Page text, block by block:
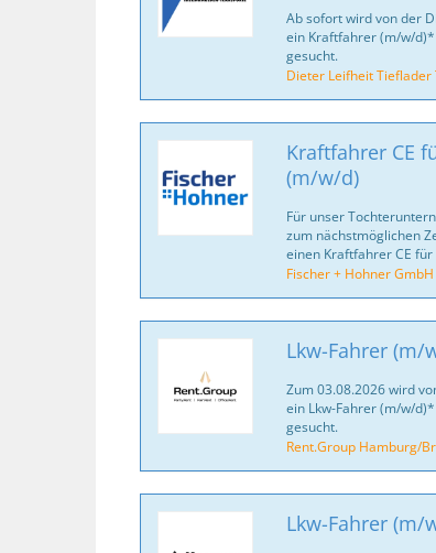
Ab sofort wird von der
ein Kraftfahrer (m/w/
gesucht.
Dieter Leifheit Tieflader
Kraftfahrer CE
(m/w/d)
Für unser
zum nächstmöglichen
einen Kraftfahrer CE
Fischer + Hohner GmbH
Lkw-Fahrer
Zum 03.08.2026 wird
ein Lkw-Fahrer (m/w/
gesucht.
Rent.Group Hamburg/
Lkw-Fahrer